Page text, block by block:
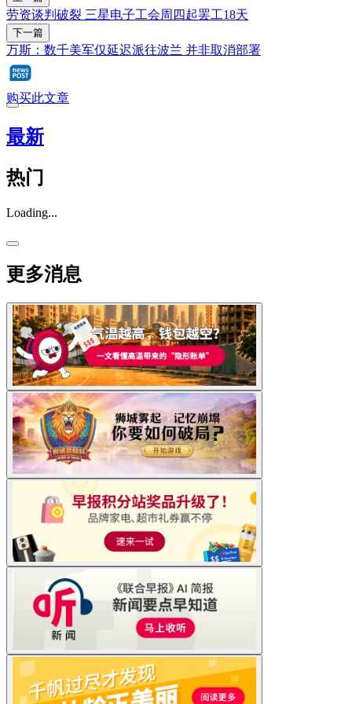
劳资谈判破裂 三星电子工会周四起罢工18天
下一篇
万斯：数千美军仅延迟派往波兰 并非取消部署
购买此文章
最新
热门
Loading...
更多消息